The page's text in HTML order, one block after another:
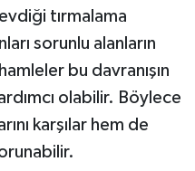
tırmalama
sorunlu alanların
bu davranışın
olabilir. Böylece
karşılar hem de